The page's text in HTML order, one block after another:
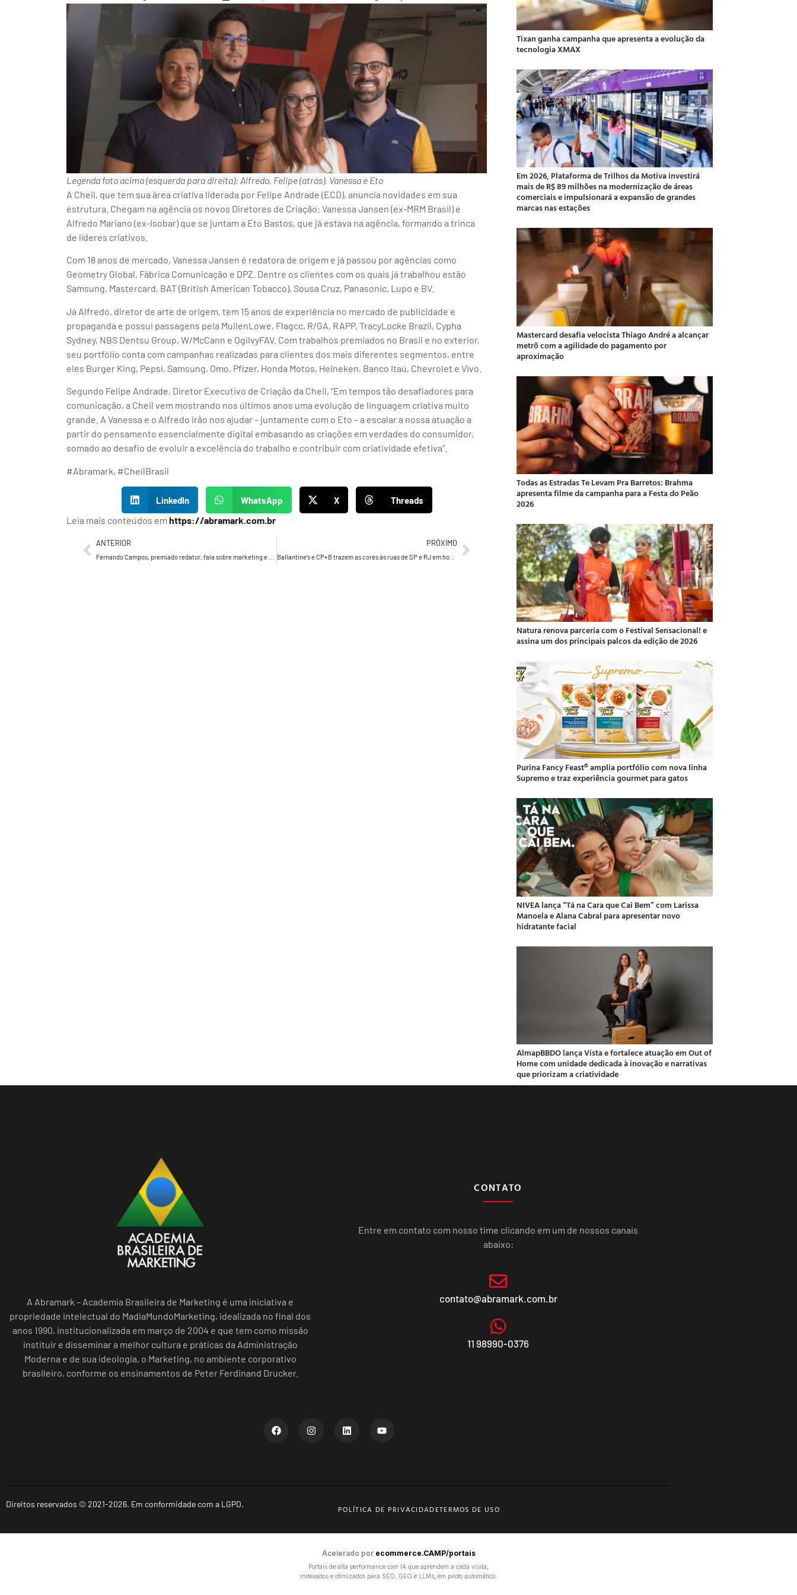
Legenda foto acima (esquerda para direita): Alfredo, Felipe (atrás), Vanessa e Eto
A Cheil, que tem sua área criativa liderada por Felipe Andrade (ECD), anuncia novidades em sua
estrutura. Chegam na agência os novos Diretores de Criação: Vanessa Jansen (ex-MRM Brasil) e
Alfredo Mariano (ex-Isobar) que se juntam a Eto Bastos, que já estava na agência, formando a trinca
de líderes criativos.
Com 18 anos de mercado, Vanessa Jansen é redatora de origem e já passou por agências como
Geometry Global, Fábrica Comunicação e DPZ. Dentre os clientes com os quais já trabalhou estão
Samsung, Mastercard, BAT (British American Tobacco), Sousa Cruz, Panasonic, Lupo e BV.
Já Alfredo, diretor de arte de origem, tem 15 anos de experiência no mercado de publicidade e
propaganda e possui passagens pela MullenLowe, Flagcc, R/GA, RAPP, TracyLocke Brazil, Cypha
Sydney, NBS Dentsu Group, W/McCann e OgilvyFAV. Com trabalhos premiados no Brasil e no exterior,
seu portfólio conta com campanhas realizadas para clientes dos mais diferentes segmentos, entre
eles Burger King, Pepsi, Samsung, Omo, Pfizer, Honda Motos, Heineken, Banco Itaú, Chevrolet e Vivo.
Segundo Felipe Andrade, Diretor Executivo de Criação da Cheil, “Em tempos tão desafiadores para
comunicação, a Cheil vem mostrando nos últimos anos uma evolução de linguagem criativa muito
grande. A Vanessa e o Alfredo irão nos ajudar – juntamente com o Eto – a escalar a nossa atuação a
partir do pensamento essencialmente digital embasando as criações em verdades do consumidor,
somado ao desafio de evoluir a excelência do trabalho e contribuir com criatividade efetiva”.
#Abramark, #CheilBrasil
LinkedIn WhatsApp X Threads
Leia mais conteúdos em https://abramark.com.br
ANTERIOR PRÓXIMO
Tixan ganha campanha que apresenta a evolução da
tecnologia XMAX
Em 2026, Plataforma de Trilhos da Motiva investirá
mais de R$ 89 milhões na modernização de áreas
comerciais e impulsionará a expansão de grandes
marcas nas estações
Mastercard desafia velocista Thiago André a alcançar
metrô com a agilidade do pagamento por
aproximação
Todas as Estradas Te Levam Pra Barretos: Brahma
apresenta filme da campanha para a Festa do Peão
2026
Natura renova parceria com o Festival Sensacional! e
assina um dos principais palcos da edição de 2026
Purina Fancy Feast® amplia portfólio com nova linha
Supremo e traz experiência gourmet para gatos
NIVEA lança “Tá na Cara que Cai Bem” com Larissa
Manoela e Alana Cabral para apresentar novo
hidratante facial
AlmapBBDO lança Vista e fortalece atuação em Out of
Home com unidade dedicada à inovação e narrativas
que priorizam a criatividade
A Abramark – Academia Brasileira de Marketing é uma iniciativa e
propriedade intelectual do MadiaMundoMarketing, idealizada no final dos
anos 1990, institucionalizada em março de 2004 e que tem como missão
instituir e disseminar a melhor cultura e práticas da Administração
Moderna e de sua ideologia, o Marketing, no ambiente corporativo
brasileiro, conforme os ensinamentos de Peter Ferdinand Drucker.
CONTATO
Entre em contato com nosso time clicando em um de nossos canais
abaixo:
contato@abramark.com.br
11 98990-0376
Direitos reservados © 2021-2026. Em conformidade com a LGPD. POLÍTICA DE PRIVACIDADETERMOS DE USO
Acelerado por ecommerce.CAMP/portais
Portais de alta performance com IA que aprendem a cada visita,
indexados e otimizados para SEO, GEO e LLMs, em piloto automático.